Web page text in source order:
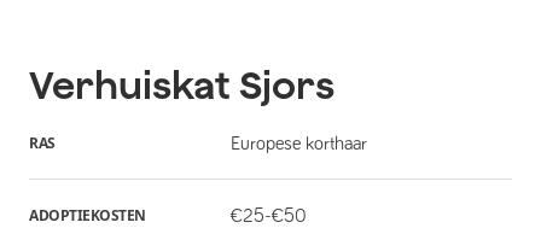
Verhuiskat Sjors
RAS Europese korthaar
ADOPTIEKOSTEN €25-€50